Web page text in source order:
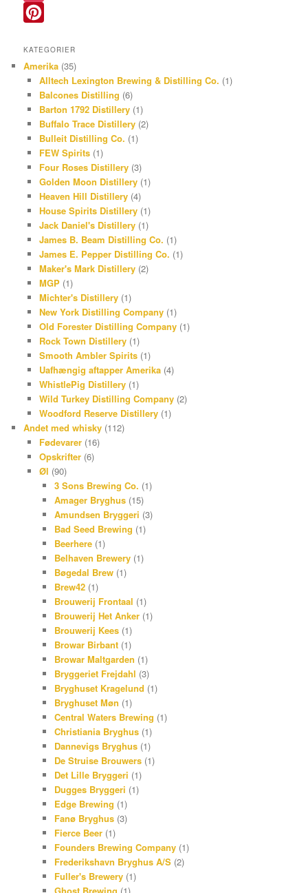
c
b
o
h
e
d
I
s
a
a
m
i
e
s
KATEGORIER
Amerika (35)
Alltech Lexington Brewing & Distilling Co. (1)
Balcones Distilling (6)
Barton 1792 Distillery(1)
Buffalo Trace Distillery(2)
Bulleit Distilling Co. (1)
FEW Spirits(1)
Four Roses Distillery(3)
Golden Moon Distillery(1)
Heaven Hill Distillery(4)
House Spirits Distillery(1)
Jack Daniel's Distillery(1)
James B. Beam Distilling Co. (1)
James E. Pepper Distilling Co. (1)
Maker's Mark Distillery(2)
MGP(1)
Michter's Distillery(1)
New York Distilling Company(1)
Old Forester Distilling Company(1)
Rock Town Distillery(1)
Smooth Ambler Spirits(1)
Uafhængig aftapper Amerika(4)
WhistlePig Distillery(1)
Wild Turkey Distilling Company(2)
Woodford Reserve Distillery(1)
Andet med whisky (112)
Fødevarer(16)
Opskrifter(6)
Øl (90)
3 Sons Brewing Co. (1)
Amager Bryghus (15)
Amundsen Bryggeri (3)
Bad Seed Brewing (1)
Beerhere (1)
Belhaven Brewery (1)
Bøgedal Brew (1)
Brew42 (1)
Brouwerij Frontaal (1)
Brouwerij Het Anker (1)
Brouwerij Kees (1)
Browar Birbant (1)
Browar Maltgarden (1)
Bryggeriet Frejdahl (3)
Bryghuset Kragelund (1)
Bryghuset Møn (1)
Central Waters Brewing (1)
Christiania Bryghus (1)
Dannevigs Bryghus (1)
De Struise Brouwers (1)
Det Lille Bryggeri (1)
Dugges Bryggeri (1)
Edge Brewing (1)
Fanø Bryghus (3)
Fierce Beer (1)
Founders Brewing Company (1)
Frederikshavn Bryghus A/S (2)
Fuller's Brewery (1)